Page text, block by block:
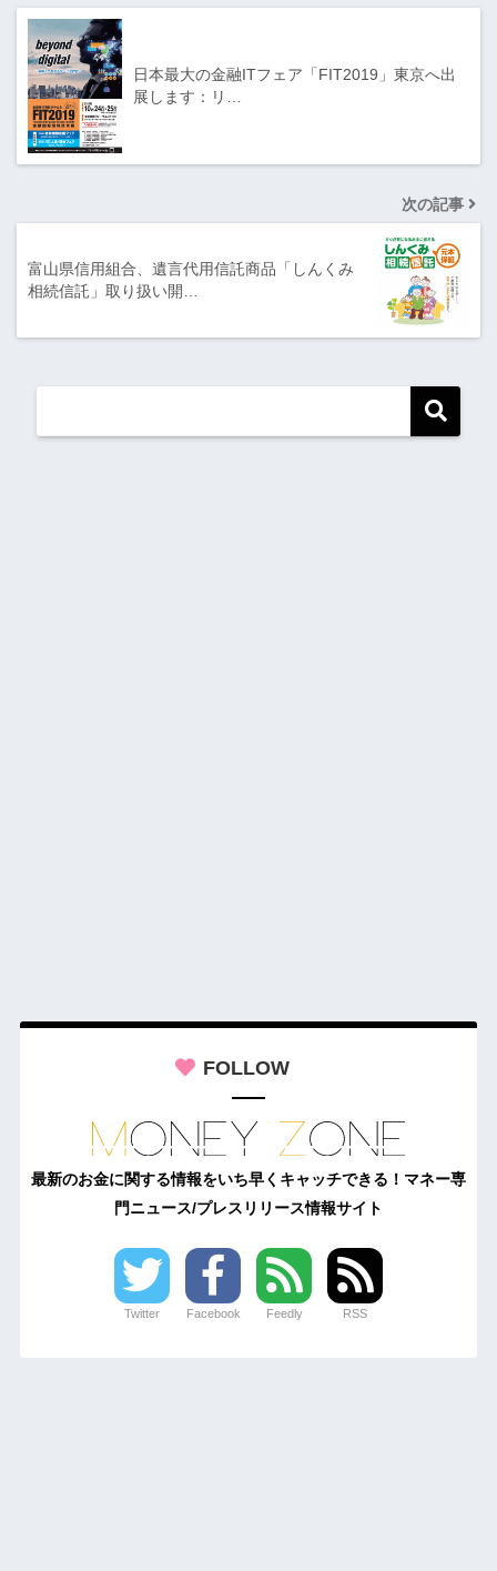
日本最大の金融ITフェア「FIT2019」東京へ出
展します：リ…
次の記事
富山県信用組合、遺言代用信託商品「しんくみ
相続信託」取り扱い開…
FOLLOW
最新のお金に関する情報をいち早くキャッチできる！マネー専
門ニュース/プレスリリース情報サイト
Twitter Facebook Feedly RSS